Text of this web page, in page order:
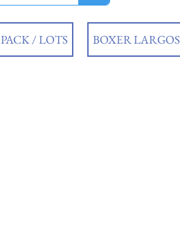
PACK / LOTS BOXER LARGOS